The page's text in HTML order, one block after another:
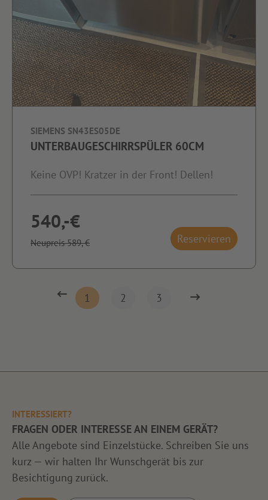
SIEMENS SN43ES05DE
UNTERBAUGESCHIRRSPÜLER 60CM
Keine OVP! Kratzer in der Front! Dellen!
540,-€
Neupreis 589,-€ Reservieren
1 2 3
INTERESSIERT?
FRAGEN ODER INTERESSE AN EINEM GERÄT?
Alle Angebote sind Einzelstücke. Schreiben Sie uns
kurz — wir halten Ihr Wunschgerät bis zur
Besichtigung zurück.